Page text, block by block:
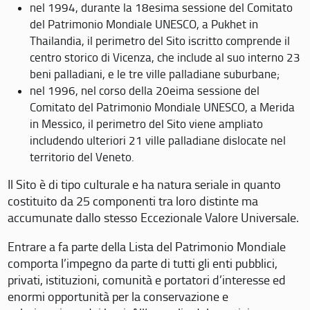
nel 1994, durante la 18esima sessione del Comitato
del Patrimonio Mondiale UNESCO, a Pukhet in
Thailandia, il perimetro del Sito iscritto comprende il
centro storico di Vicenza, che include al suo interno 23
beni palladiani, e le tre ville palladiane suburbane;
nel 1996, nel corso della 20eima sessione del
Comitato del Patrimonio Mondiale UNESCO, a Merida
in Messico, il perimetro del Sito viene ampliato
includendo ulteriori 21 ville palladiane dislocate nel
territorio del Veneto.
Il Sito è di tipo culturale e ha natura seriale in quanto
costituito da 25 componenti tra loro distinte ma
accumunate dallo stesso Eccezionale Valore Universale.
Entrare a fa parte della Lista del Patrimonio Mondiale
comporta l’impegno da parte di tutti gli enti pubblici,
privati, istituzioni, comunità e portatori d’interesse ed
enormi opportunità per la conservazione e